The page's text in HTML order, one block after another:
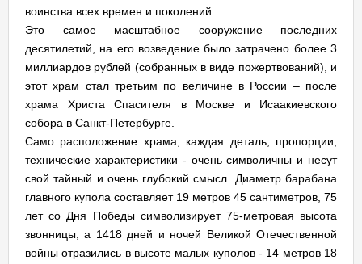
воинства всех времен и поколений.
Это самое масштабное сооружение последних
десятилетий, на его возведение было затрачено более 3
миллиардов рублей (собранных в виде пожертвований), и
этот храм стал третьим по величине в России – после
храма Христа Спасителя в Москве и Исаакиевского
собора в Санкт-Петербурге.
Само расположение храма, каждая деталь, пропорции,
технические характеристики - очень символичны и несут
свой тайный и очень глубокий смысл. Диаметр барабана
главного купола составляет 19 метров 45 сантиметров, 75
лет со Дня Победы символизирует 75-метровая высота
звонницы, а 1418 дней и ночей Великой Отечественной
войны отразились в высоте малых куполов - 14 метров 18